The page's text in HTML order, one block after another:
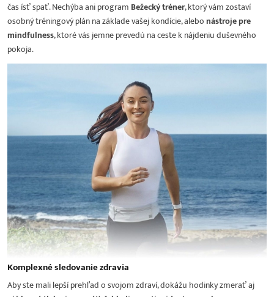
čas ísť spať. Nechýba ani program Bežecký tréner, ktorý vám zostaví
osobný tréningový plán na základe vašej kondície, alebonástroje pre
mindfulness, ktoré vás jemne prevedú na ceste k nájdeniu duševného
pokoja.
Komplexné sledovanie zdravia
Aby ste mali lepší prehľad o svojom zdraví, dokážu hodinky zmerať aj